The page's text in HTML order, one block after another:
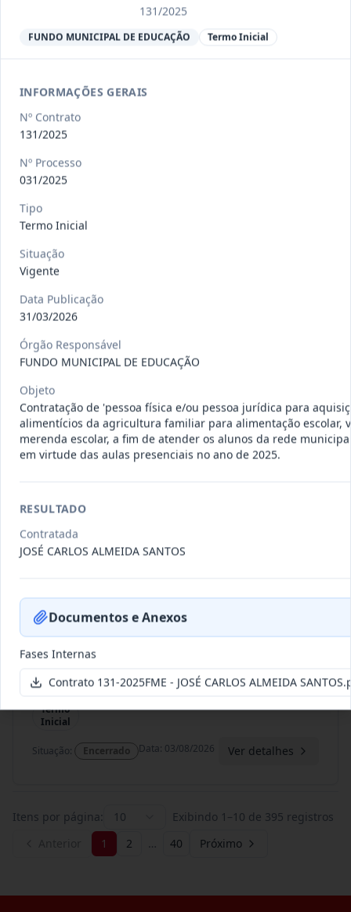
Termo
contrato a contratação de emp
Situação
012-
2023
Termo
Inicial
para apresentação musi
011-
Termo
Inicial
Contratação de empresa especializada
Situação : Encerrado Data:04/08/2026 Ver detalhes
010-
2023
Termo
Constitui o objeto do presente
Situação: Encerrado Data:03/08/2026 Ver detalhes
2023
Termo
Inicial
prestação de serviços de...
Situação: Encerrado Data: 03/08/2026 Ver detalhes
Itens por página: 10 Exibindo 1 –10 de 395 registros
1 2 … 40 Próximo
131/2025
FUNDO MUNICIPAL DE EDUCAÇÃO Termo Inicial
INFORMAÇÕES GERAIS
Nº Contrato
131/2025
Nº Processo
031/2025
Tipo
Termo Inicial
Situação
Vigente
Data Publicação
31/03/2026
Órgão Responsável
FUNDO MUNICIPAL DE EDUCAÇÃO
Objeto
Contratação de 'pessoa física e/ou pessoa jurídica para
alimentícios da agricultura familiar para alimentação escolar,
merenda escolar, a fim de atender os alunos da rede
em virtude das aulas presenciais no ano de 2025.
RESULTADO
Contratada
JOSÉ CARLOS ALMEIDA SANTOS
Documentos e Anexos
Fases Internas
Contrato 131-2025FME - JOSÉ CARLOS ALMEIDA